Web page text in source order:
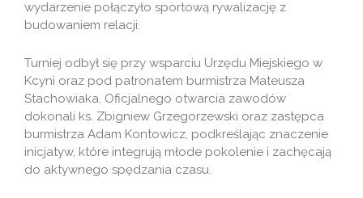
wydarzenie połączyło sportową rywalizację z
budowaniem relacji.
Turniej odbył się przy wsparciu Urzędu Miejskiego w
Kcyni oraz pod patronatem burmistrza Mateusza
Stachowiaka. Oficjalnego otwarcia zawodów
dokonali ks. Zbigniew Grzegorzewski oraz zastępca
burmistrza Adam Kontowicz, podkreślając znaczenie
inicjatyw, które integrują młode pokolenie i zachęcają
do aktywnego spędzania czasu.